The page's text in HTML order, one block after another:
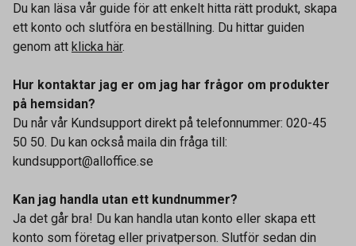
Du kan läsa vår guide för att enkelt hitta rätt produkt, skapa
ett konto och slutföra en beställning. Du hittar guiden
genom att klicka här.
Hur kontaktar jag er om jag har frågor om produkter
på hemsidan?
Du når vår Kundsupport direkt på telefonnummer: 020-45
50 50. Du kan också maila din fråga till:
kundsupport@alloffice.se
Kan jag handla utan ett kundnummer?
Ja det går bra! Du kan handla utan konto eller skapa ett
konto som företag eller privatperson. Slutför sedan din